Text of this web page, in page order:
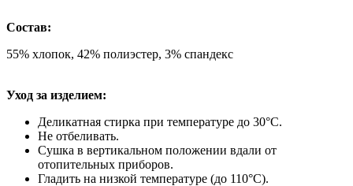
Состав:
55% хлопок, 42% полиэстер, 3% спандекс
Уход за изделием:
Деликатная стирка при температуре до 30°C.
Не отбеливать.
Сушка в вертикальном положении вдали от
отопительных приборов.
Гладить на низкой температуре (до 110°C).